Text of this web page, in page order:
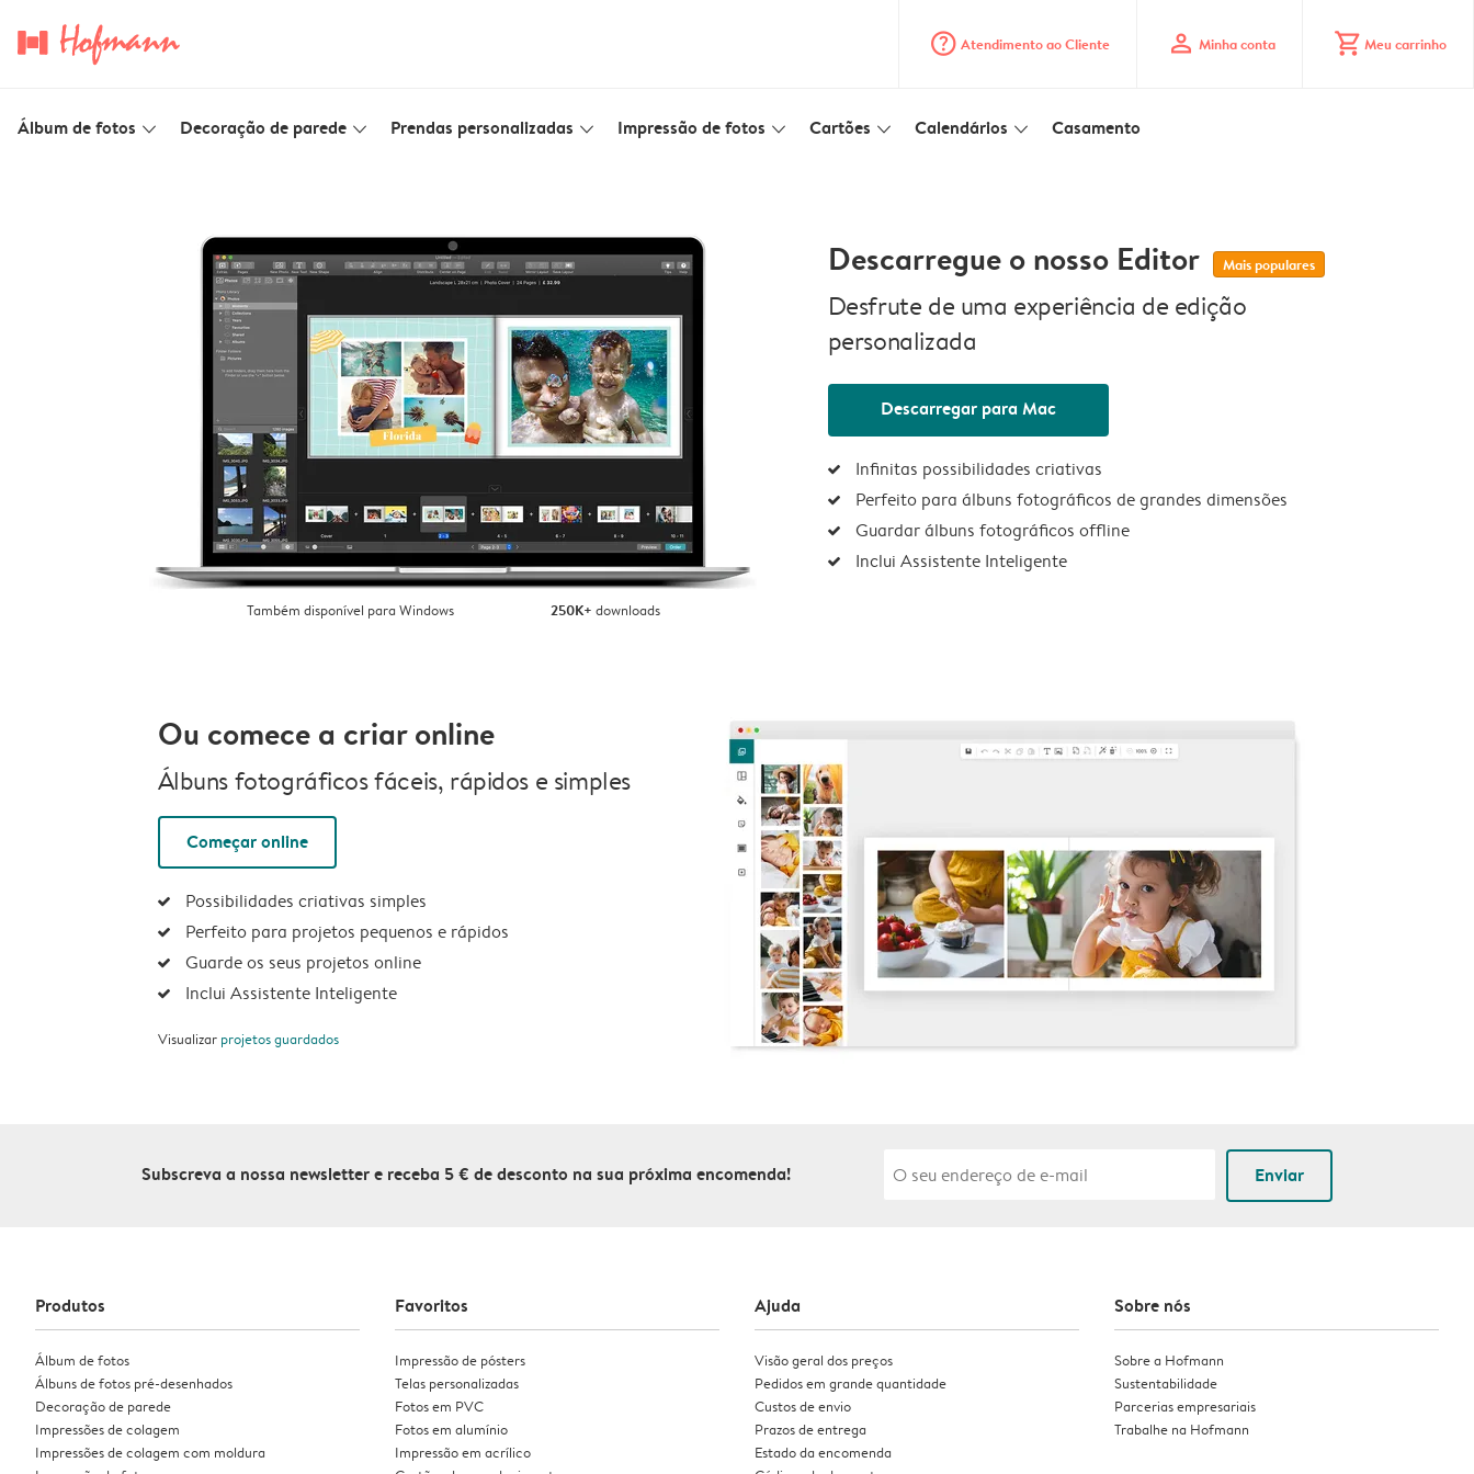
question_mark_circle Atendimento ao Cliente profile Minha conta shopping_cart Meu carrinho
Álbum de fotos slim_arrow_down Decoração de parede slim_arrow_down Prendas personalizadas slim_arrow_down Impressão de fotos slim_arrow_down Cartões slim_arrow_down Calendários slim_arrow_down Casamento
Também disponível para Windows 250K+ downloads
Descarregue o nosso Editor Mais populares
Desfrute de uma experiência de edição
personalizada
Descarregar para Mac
Infinitas possibilidades criativas
Perfeito para álbuns fotográficos de grandes dimensões
Guardar álbuns fotográficos offline
Inclui Assistente Inteligente
Ou comece a criar online
Álbuns fotográficos fáceis, rápidos e simples
Começar online
Possibilidades criativas simples
Perfeito para projetos pequenos e rápidos
Guarde os seus projetos online
Inclui Assistente Inteligente
Visualizar projetos guardados
Subscreva a nossa newsletter e receba 5 € de desconto na sua próxima encomenda! Enviar
Produtos
Álbum de fotos
Álbuns de fotos pré-desenhados
Decoração de parede
Impressões de colagem
Impressões de colagem com moldura
Favoritos
Impressão de pósters
Telas personalizadas
Fotos em PVC
Fotos em alumínio
Impressão em acrílico
Ajuda
Visão geral dos preços
Pedidos em grande quantidade
Custos de envio
Prazos de entrega
Estado da encomenda
Sobre nós
Sobre a Hofmann
Sustentabilidade
Parcerias empresariais
Trabalhe na Hofmann